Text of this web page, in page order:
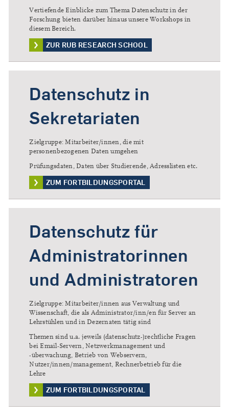
Vertiefende Einblicke zum Thema Datenschutz in der
Forschung bieten darüber hinaus unsere Workshops in
diesem Bereich.
ZUR RUB RESEARCH SCHOOL
Datenschutz in
Sekretariaten
Zielgruppe: Mitarbeiter/innen, die mit
personenbezogenen Daten umgehen
Prüfungsdaten, Daten über Studierende, Adresslisten etc.
ZUM FORTBILDUNGSPORTAL
Datenschutz für
Administratorinnen
und Administratoren
Zielgruppe: Mitarbeiter/innen aus Verwaltung und
Wissenschaft, die als Administrator/inn/en für Server an
Lehrstühlen und in Dezernaten tätig sind
Themen sind u.a. jeweils (datenschutz-)rechtliche Fragen
bei Email-Servern, Netzwerkmanagement und
-überwachung, Betrieb von Webservern,
Nutzer/innen/management, Rechnerbetrieb für die
Lehre
ZUM FORTBILDUNGSPORTAL